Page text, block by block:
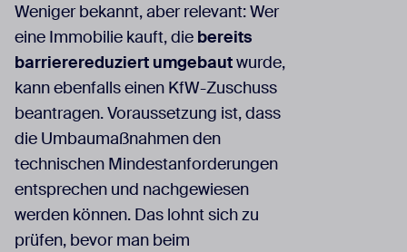
Weniger bekannt, aber relevant: Wer
eine Immobilie kauft, die bereits
barrierereduziert umgebautwurde,
kann ebenfalls einen KfW-Zuschuss
beantragen. Voraussetzung ist, dass
die Umbaumaßnahmen den
technischen Mindestanforderungen
entsprechen und nachgewiesen
werden können. Das lohnt sich zu
prüfen, bevor man beim